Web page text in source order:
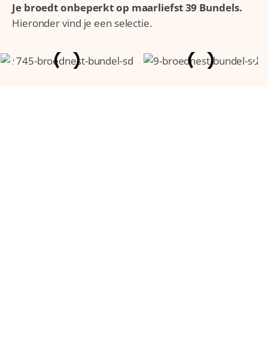
Je broedt onbeperkt op maarliefst 39 Bundels.
Hieronder vind je een selectie.